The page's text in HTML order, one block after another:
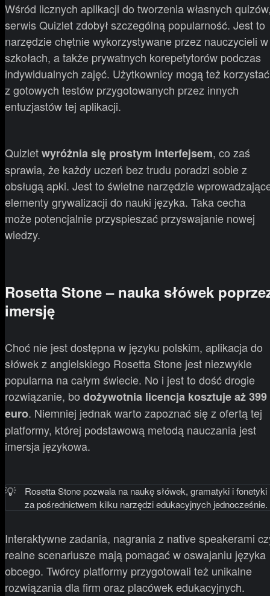
Wśród licznych aplikacji do tworzenia własnych
serwis Quizlet zdobył szczególną popularność. Jest to
narzędzie chętnie wykorzystywane przez nauczycieli w
szkołach, a także prywatnych korepetytorów podczas
indywidualnych zajęć. Użytkownicy mogą też korzystać
z gotowych testów przygotowanych przez innych
entuzjastów tej aplikacji.
Quizletwyróżnia się prostym interfejsem, co zaś
sprawia, że każdy uczeń bez trudu poradzi sobie z
obsługą apki. Jest to świetne narzędzie
elementy grywalizacji do nauki języka. Taka cecha
może potencjalnie przyspieszać przyswajanie nowej
wiedzy.
Rosetta Stone – nauka słówek
imersję
Choć nie jest dostępna w języku polskim, aplikacja do
słówek z angielskiego Rosetta Stone jest niezwykle
popularna na całym świecie. No i jest to dość drogie
rozwiązanie, bo dożywotnia licencja kosztuje aż 399
euro. Niemniej jednak warto zapoznać się z ofertą tej
platformy, której podstawową metodą nauczania jest
imersja językowa.
💡
Rosetta Stone pozwala na naukę słówek, gramatyki i fonetyki
za pośrednictwem kilku narzędzi edukacyjnych jednocześnie.
Interaktywne zadania, nagrania z native speakerami
realne scenariusze mają pomagać w oswajaniu języka
obcego. Twórcy platformy przygotowali też unikalne
rozwiązania dla firm oraz placówek edukacyjnych.